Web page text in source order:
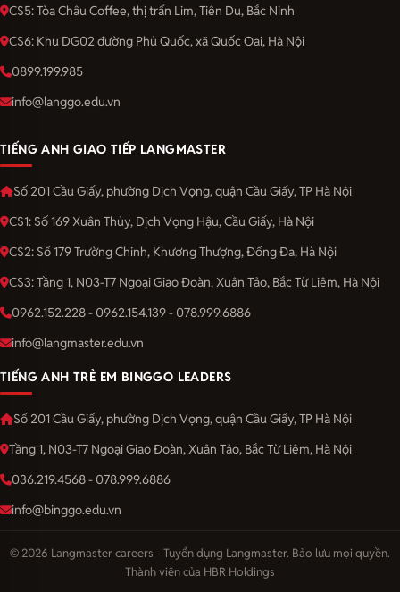
CS5: Tòa Châu Coffee, thị trấn Lim, Tiên Du, Bắc Ninh
CS6: Khu DG02 đường Phủ Quốc, xã Quốc Oai, Hà Nội
0899.199.985
info@langgo.edu.vn
TIẾNG ANH GIAO TIẾP LANGMASTER
Số 201 Cầu Giấy, phường Dịch Vọng, quận Cầu Giấy, TP Hà Nội
CS1: Số 169 Xuân Thủy, Dịch Vọng Hậu, Cầu Giấy, Hà Nội
CS2: Số 179 Trường Chinh, Khương Thượng, Đống Đa, Hà Nội
CS3: Tầng 1, N03-T7 Ngoại Giao Đoàn, Xuân Tảo, Bắc Từ Liêm, Hà Nội
0962.152.228 - 0962.154.139 - 078.999.6886
info@langmaster.edu.vn
TIẾNG ANH TRẺ EM BINGGO LEADERS
Số 201 Cầu Giấy, phường Dịch Vọng, quận Cầu Giấy, TP Hà Nội
Tầng 1, N03-T7 Ngoại Giao Đoàn, Xuân Tảo, Bắc Từ Liêm, Hà Nội
036.219.4568 - 078.999.6886
info@binggo.edu.vn
© 2026 Langmaster careers - Tuyển dụng Langmaster. Bảo lưu mọi quyền.
Thành viên của HBR Holdings